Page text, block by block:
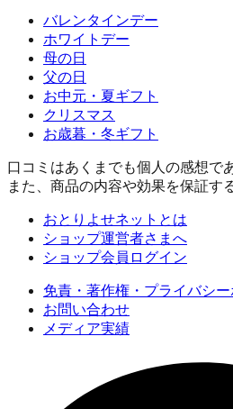
バレンタインデー
ホワイトデー
母の日
父の日
お中元・夏ギフト
クリスマス
お歳暮・冬ギフト
口コミはあくまでも個人の感想で
また、商品の内容や効果を保証す
おとりよせネットとは
ショップ運営者さまへ
ショップ会員ログイン
免責・著作権・プライバシ
お問い合わせ
メディア実績